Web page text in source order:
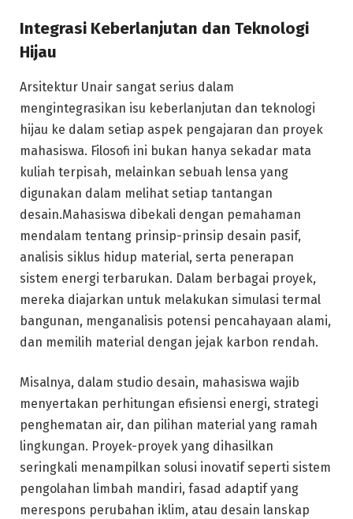
Integrasi Keberlanjutan dan Teknologi
Hijau
Arsitektur Unair sangat serius dalam
mengintegrasikan isu keberlanjutan dan teknologi
hijau ke dalam setiap aspek pengajaran dan proyek
mahasiswa. Filosofi ini bukan hanya sekadar mata
kuliah terpisah, melainkan sebuah lensa yang
digunakan dalam melihat setiap tantangan
desain.Mahasiswa dibekali dengan pemahaman
mendalam tentang prinsip-prinsip desain pasif,
analisis siklus hidup material, serta penerapan
sistem energi terbarukan. Dalam berbagai proyek,
mereka diajarkan untuk melakukan simulasi termal
bangunan, menganalisis potensi pencahayaan alami,
dan memilih material dengan jejak karbon rendah.
Misalnya, dalam studio desain, mahasiswa wajib
menyertakan perhitungan efisiensi energi, strategi
penghematan air, dan pilihan material yang ramah
lingkungan. Proyek-proyek yang dihasilkan
seringkali menampilkan solusi inovatif seperti sistem
pengolahan limbah mandiri, fasad adaptif yang
merespons perubahan iklim, atau desain lanskap